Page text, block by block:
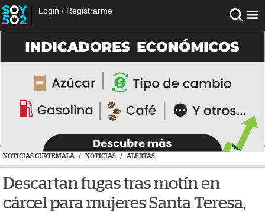
Login / Registrarme
NOTICIAS GUATEMALA / NOTICIAS / ALERTAS
Descartan fugas tras motín en
cárcel para mujeres Santa Teresa,